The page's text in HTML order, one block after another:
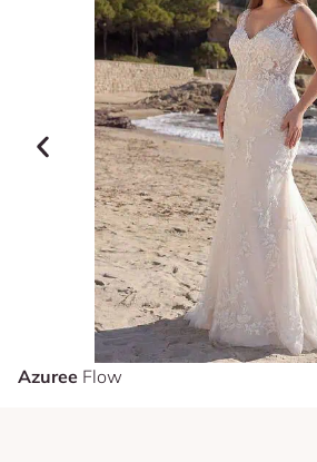
Azuree Flow